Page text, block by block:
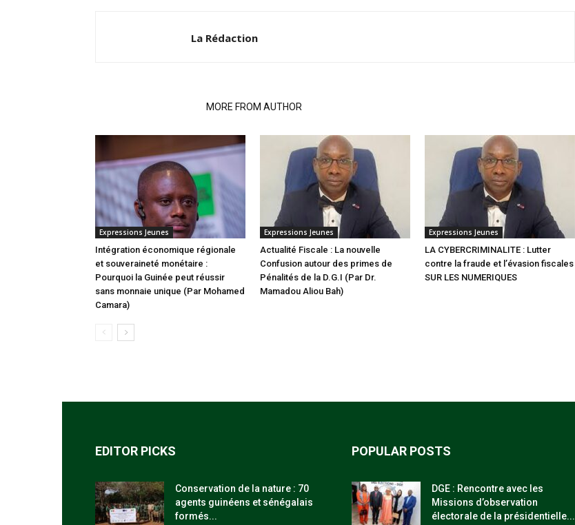
La Rédaction
MORE FROM AUTHOR
Expressions Jeunes
Intégration économique régionale
et souveraineté monétaire :
Pourquoi la Guinée peut réussir
sans monnaie unique (Par Mohamed
Camara)
Expressions Jeunes
Actualité Fiscale : La nouvelle
Confusion autour des primes de
Pénalités de la D.G.I (Par Dr.
Mamadou Aliou Bah)
Expressions Jeunes
LA CYBERCRIMINALITE : Lutter
contre la fraude et l’évasion fiscales
SUR LES NUMERIQUES
EDITOR PICKS
Conservation de la nature : 70
agents guinéens et sénégalais
formés...
POPULAR POSTS
DGE : Rencontre avec les
Missions d’observation
électorale de la présidentielle...